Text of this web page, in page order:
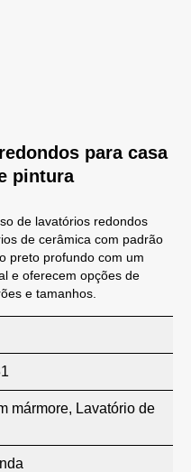
para casa
pintura
de lavatórios redondos
de cerâmica com padrão
preto profundo com um
e oferecem opções de
e tamanhos.
mármore, Lavatório de